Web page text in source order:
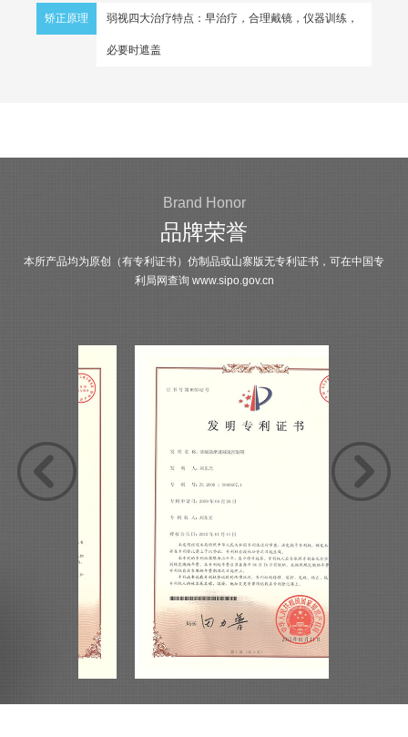
矫正原理 弱视四大治疗特点：早治疗，合理戴镜，仪器训练，
必要时遮盖
Brand Honor
品牌荣誉
本所产品均为原创（有专利证书）仿制品或山寨版无专利证书，可在中国专
利局网查询 www.sipo.gov.cn